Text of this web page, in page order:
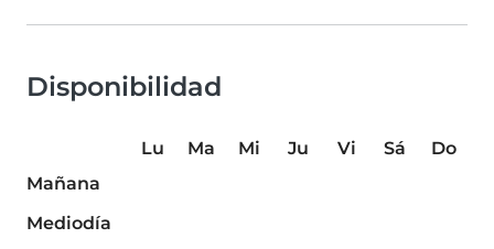
Disponibilidad
Lu Ma Mi Ju Vi Sá
Do
Mañana
Mediodía